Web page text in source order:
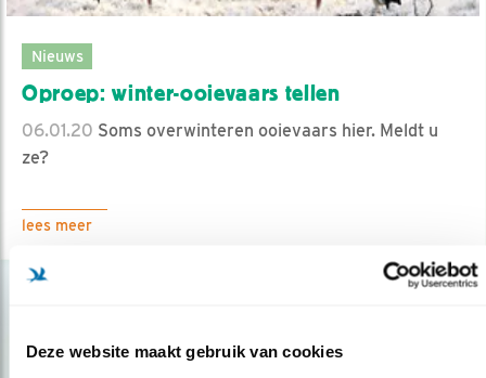
Deze website maakt gebruik van cookies
Nieuws
Oproep: winter-ooievaars tellen
06.01.20 Soms overwinteren ooievaars hier. Meldt u
ze?
lees meer